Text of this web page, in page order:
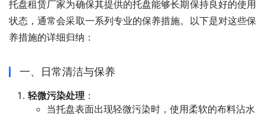
托盘租赁厂家为确保其提供的托盘能够长期保持良好的使用
状态，通常会采取一系列专业的保养措施。以下是对这些保
养措施的详细归纳：
一、日常清洁与保养
轻微污染处理 ：
当托盘表面出现轻微污染时，使用柔软的布料沾水